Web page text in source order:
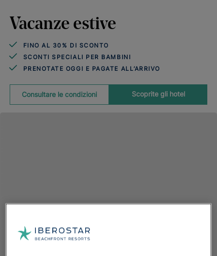
Vacanze estive
FINO AL 30% DI SCONTO
SCONTI SPECIALI PER BAMBINI
PRENOTATE OGGI E PAGATE ALL’ARRIVO
Scoprite gli hotel
Consultare le condizioni